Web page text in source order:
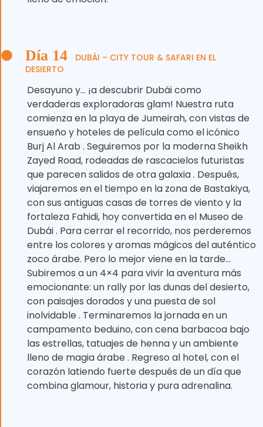
Día 14
DUBÁI – CITY TOUR & SAFARI EN EL
DESIERTO
Desayuno y… ¡a descubrir Dubái como
verdaderas exploradoras glam! Nuestra ruta
comienza en la playa de Jumeirah, con vistas de
ensueño y hoteles de película como el icónico
Burj Al Arab ️. Seguiremos por la moderna Sheikh
Zayed Road, rodeadas de rascacielos futuristas
que parecen salidos de otra galaxia ️. Después,
viajaremos en el tiempo en la zona de Bastakiya,
con sus antiguas casas de torres de viento y la
fortaleza Fahidi, hoy convertida en el Museo de
Dubái . Para cerrar el recorrido, nos perderemos
entre los colores y aromas mágicos del auténtico
zoco árabe. Pero lo mejor viene en la tarde…
Subiremos a un 4×4 para vivir la aventura más
emocionante: un rally por las dunas del desierto,
con paisajes dorados y una puesta de sol
inolvidable . Terminaremos la jornada en un
campamento beduino, con cena barbacoa bajo
las estrellas, tatuajes de henna y un ambiente
lleno de magia árabe . Regreso al hotel, con el
corazón latiendo fuerte después de un día que
combina glamour, historia y pura adrenalina.